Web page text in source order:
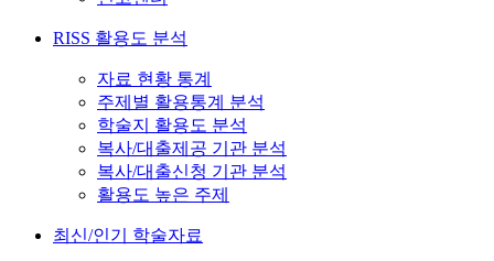
RISS 활용도 분석
자료 현황 통계
주제별 활용통계 분석
학술지 활용도 분석
복사/대출제공 기관 분석
복사/대출신청 기관 분석
활용도 높은 주제
최신/인기 학술자료